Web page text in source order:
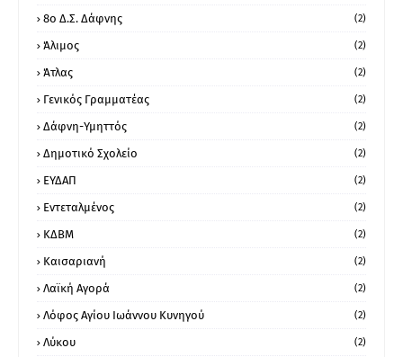
8ο Δ.Σ. Δάφνης (2)
Άλιμος (2)
Άτλας (2)
Γενικός Γραμματέας (2)
Δάφνη-Υμηττός (2)
Δημοτικό Σχολείο (2)
ΕΥΔΑΠ (2)
Εντεταλμένος (2)
ΚΔΒΜ (2)
Καισαριανή (2)
Λαϊκή Αγορά (2)
Λόφος Αγίου Ιωάννου Κυνηγού (2)
Λύκου (2)